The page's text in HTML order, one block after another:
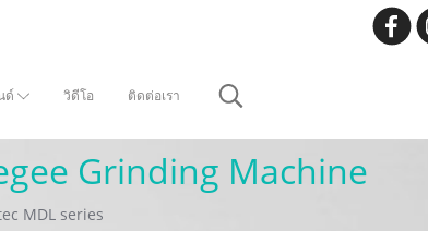
ด์ วิดีโอ ติดต่อเรา
Grinding Machine
MDL series